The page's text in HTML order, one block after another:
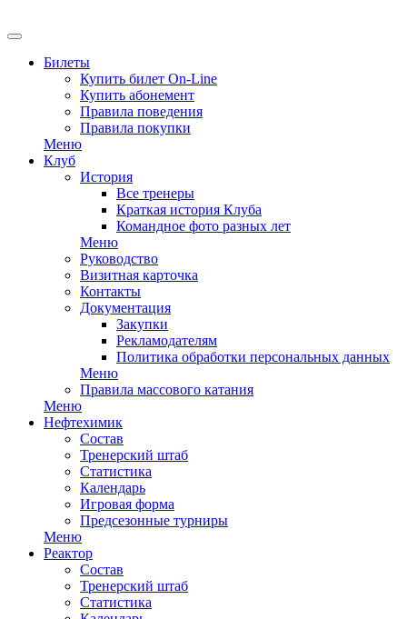
Билеты
Купить билет On-Line
Купить абонемент
Правила поведения
Правила покупки
Меню
Клуб
История
Все тренеры
Краткая история Клуба
Командное фото разных лет
Меню
Руководство
Визитная карточка
Контакты
Документация
Закупки
Рекламодателям
Политика обработки персональных данных
Меню
Правила массового катания
Меню
Нефтехимик
Состав
Тренерский штаб
Статистика
Календарь
Игровая форма
Предсезонные турниры
Меню
Реактор
Состав
Тренерский штаб
Статистика